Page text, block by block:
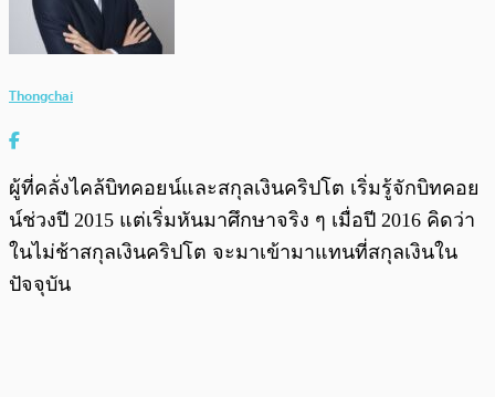
Thongchai
ผู้ที่คลั่งไคล้บิทคอยน์และสกุลเงินคริปโต เริ่มรู้จักบิทคอย
น์ช่วงปี 2015 แต่เริ่มหันมาศึกษาจริง ๆ เมื่อปี 2016 คิดว่า
ในไม่ช้าสกุลเงินคริปโต จะมาเข้ามาแทนที่สกุลเงินใน
ปัจจุบัน